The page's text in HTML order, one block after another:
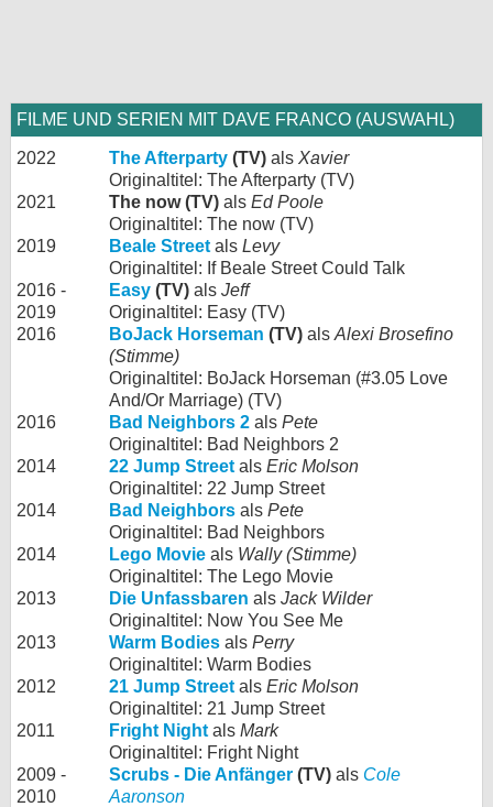
FILME UND SERIEN MIT DAVE FRANCO (AUSWAHL)
2022 The Afterparty (TV) als Xavier
Originaltitel: The Afterparty (TV)
2021
The now (TV) als Ed Poole
Originaltitel: The now (TV)
2019
Beale Street als Levy
Originaltitel: If Beale Street Could Talk
2016 -
2019
Easy (TV) als Jeff
Originaltitel: Easy (TV)
2016
BoJack Horseman (TV) als Alexi Brosefino
(Stimme)
Originaltitel: BoJack Horseman (#3.05 Love
And/Or Marriage) (TV)
2016
Bad Neighbors 2 als Pete
Originaltitel: Bad Neighbors 2
2014
22 Jump Street als Eric Molson
Originaltitel: 22 Jump Street
2014
Bad Neighbors als Pete
Originaltitel: Bad Neighbors
2014
Lego Movie als Wally (Stimme)
Originaltitel: The Lego Movie
2013
Die Unfassbaren als Jack Wilder
Originaltitel: Now You See Me
2013
Warm Bodies als Perry
Originaltitel: Warm Bodies
2012
21 Jump Street als Eric Molson
Originaltitel: 21 Jump Street
2011
Fright Night als Mark
Originaltitel: Fright Night
2009 -
2010
Scrubs - Die Anfänger (TV) als Cole
Aaronson